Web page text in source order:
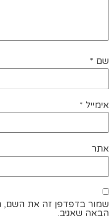
שם *
אימייל *
אתר
שמור בדפדפן זה את השם,
הבאה שאגיב.